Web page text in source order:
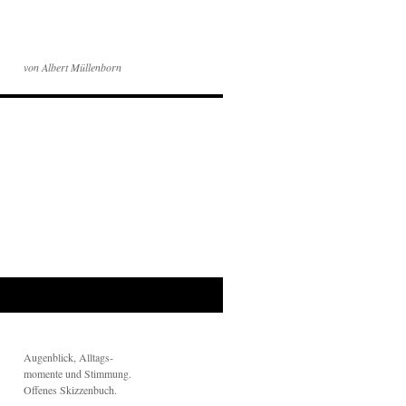
von Albert Müllenborn
Augenblick, Alltags-
momente und Stimmung.
Offenes Skizzenbuch.